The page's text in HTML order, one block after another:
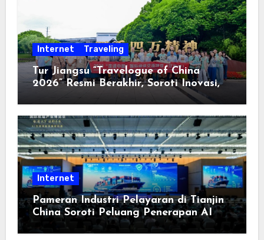
Internet Traveling
Tur Jiangsu “Travelogue of China
2026” Resmi Berakhir, Soroti Inovasi,
Keterbukaan, dan Pembangunan
Berorientasi pada Masyarakat
Internet
Pameran Industri Pelayaran di Tianjin
China Soroti Peluang Penerapan AI